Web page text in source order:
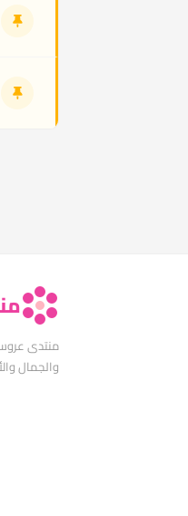
منتدى
والجمال